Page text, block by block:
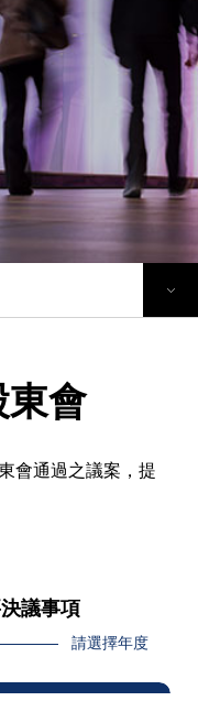
形
東會
會通過之議案，提
議事項
請選擇年度